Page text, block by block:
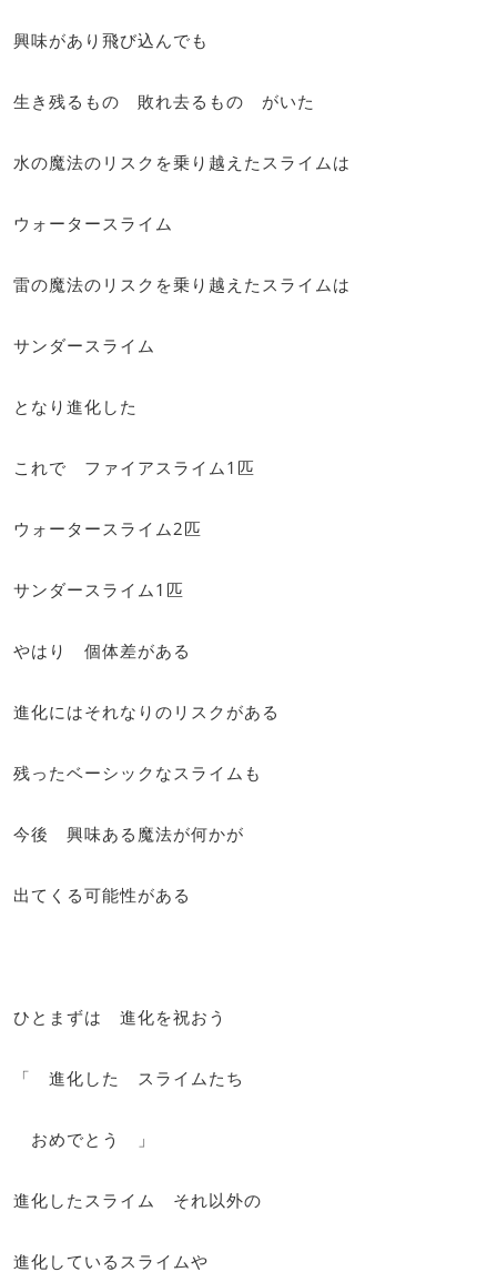
興味があり飛び込んでも
生き残るもの 敗れ去るもの がいた
水の魔法のリスクを乗り越えたスライムは
ウォータースライム
雷の魔法のリスクを乗り越えたスライムは
サンダースライム
となり進化した
これで ファイアスライム1匹
ウォータースライム2匹
サンダースライム1匹
やはり 個体差がある
進化にはそれなりのリスクがある
残ったベーシックなスライムも
今後 興味ある魔法が何かが
出てくる可能性がある
ひとまずは 進化を祝おう
「 進化した スライムたち
おめでとう 」
進化したスライム それ以外の
進化しているスライムや